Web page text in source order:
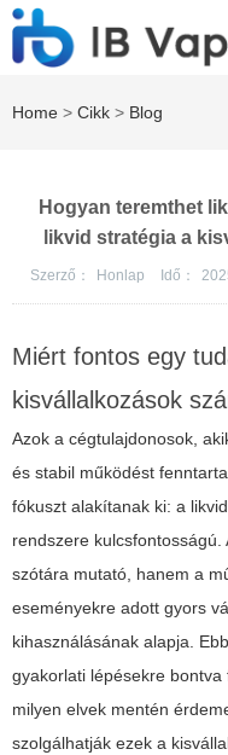
Home > Cikk > Blog
Hogyan teremthet
likvid stratégia a
Szerző： Honlap Idő：
Miért fontos egy
kisvállalkozások
Azok a cégtulajdonosok,
és stabil működést
fókuszt alakítanak ki: a
rendszere
szótára mutató, hanem a
eseményekre adott gyors
kihasználásának alapja.
gyakorlati lépésekre
milyen elvek mentén
szolgálhatják ezek a